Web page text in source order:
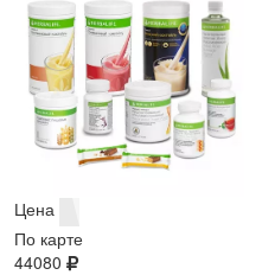
Цена
По карте
44080